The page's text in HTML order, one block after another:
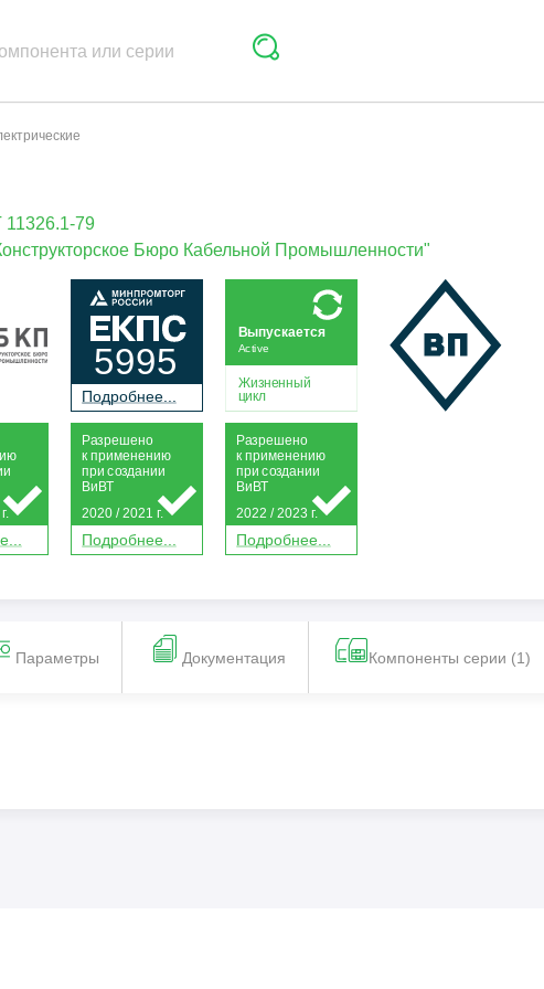
79
Бюро Кабельной Промышленности"
Подробнее...
5995
Жизненный
цикл
Active
Выпускается
Подробнее...
Разрешено
к применению
присоздании
Ви ВТ
2020 / 2021 г.
Подробнее...
Разрешено
к применению
присоздании
Ви ВТ
2022 / 2023 г.
Параметры Документация Компоненты серии (1)